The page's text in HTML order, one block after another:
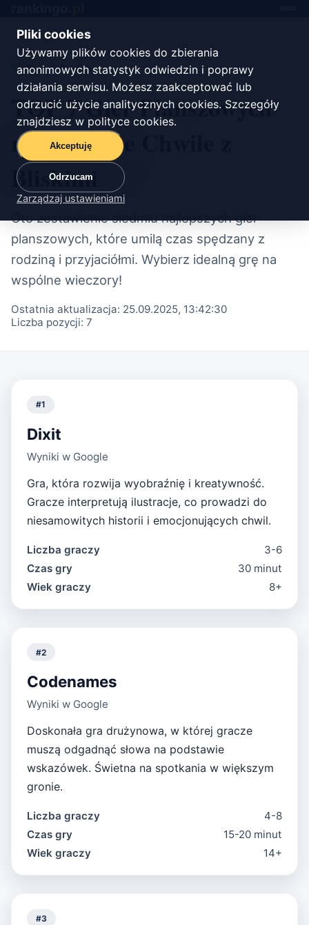
Pliki cookies
Używamy plików cookies do zbierania
anonimowych statystyk odwiedzin i poprawy
działania serwisu. Możesz zaakceptować lub
odrzucić użycie analitycznych cookies. Szczegóły
znajdziesz w polityce cookies.
Akceptuję
Odrzucam
Zarządzaj ustawieniami
Start/rozrywka
TOP 7 Gier Planszowych
na Wspólne Chwile z
Bliskimi
Oto zestawienie siedmiu najlepszych gier
planszowych, które umilą czas spędzany z
rodziną i przyjaciółmi. Wybierz idealną grę na
wspólne wieczory!
Ostatnia aktualizacja: 25.09.2025, 13:42:30
Liczba pozycji: 7
#1
Dixit
Wyniki w Google
Gra, która rozwija wyobraźnię i kreatywność.
Gracze interpretują ilustracje, co prowadzi do
niesamowitych historii i emocjonujących chwil.
Liczba graczy
3-6
Czas gry
30 minut
Wiek graczy
8+
#2
Codenames
Wyniki w Google
Doskonała gra drużynowa, w której gracze
muszą odgadnąć słowa na podstawie
wskazówek. Świetna na spotkania w większym
gronie.
Liczba graczy
4-8
Czas gry
15-20 minut
Wiek graczy
14+
#3